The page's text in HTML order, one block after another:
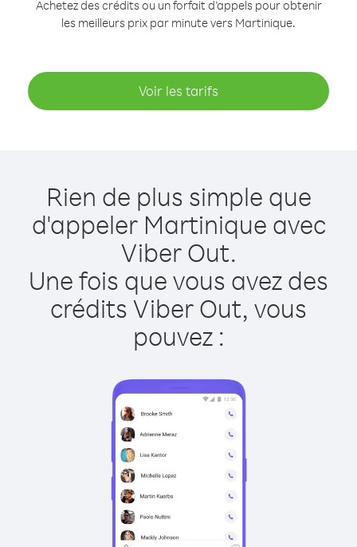
Achetez des crédits ou un forfait d’appels pour obtenir
les meilleurs prix par minute vers Martinique.
Voir les tarifs
Rien de plus simple que
d'appeler Martinique avec
Viber Out.
Une fois que vous avez des
crédits Viber Out, vous
pouvez :